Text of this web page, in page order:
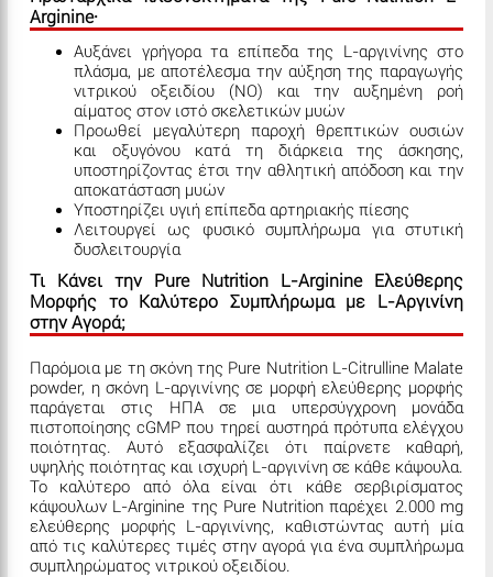
Arginine·
Αυξάνει γρήγορα τα επίπεδα της L-αργινίνης στο
πλάσμα, με αποτέλεσμα την αύξηση της παραγωγής
νιτρικού οξειδίου (NO) και την αυξημένη ροή
αίματος στον ιστό σκελετικών μυών
Προωθεί μεγαλύτερη παροχή θρεπτικών ουσιών
και οξυγόνου κατά τη διάρκεια της άσκησης,
υποστηρίζοντας έτσι την αθλητική απόδοση και την
αποκατάσταση μυών
Υποστηρίζει υγιή επίπεδα αρτηριακής πίεσης
Λειτουργεί ως φυσικό συμπλήρωμα για στυτική
δυσλειτουργία
Τι Κάνει την Pure Nutrition L-Arginine Ελεύθερης
Μορφής το Καλύτερο Συμπλήρωμα με L-Αργινίνη
στην Αγορά;
Παρόμοια με τη σκόνη της Pure Nutrition L-Citrulline Malate
powder, η σκόνη L-αργινίνης σε μορφή ελεύθερης μορφής
παράγεται στις ΗΠΑ σε μια υπερσύγχρονη μονάδα
πιστοποίησης cGMP που τηρεί αυστηρά πρότυπα ελέγχου
ποιότητας. Αυτό εξασφαλίζει ότι παίρνετε καθαρή,
υψηλής ποιότητας και ισχυρή L-αργινίνη σε κάθε κάψουλα.
Το καλύτερο από όλα είναι ότι κάθε σερβιρίσματος
κάψουλων L-Arginine της Pure Nutrition παρέχει 2.000 mg
ελεύθερης μορφής L-αργινίνης, καθιστώντας αυτή μία
από τις καλύτερες τιμές στην αγορά για ένα συμπλήρωμα
συμπληρώματος νιτρικού οξειδίου.